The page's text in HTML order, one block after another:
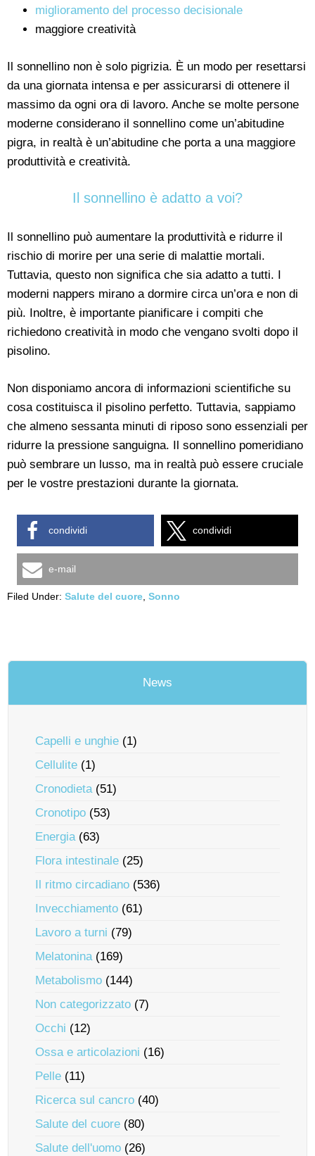
miglioramento del processo decisionale
maggiore creatività
Il sonnellino non è solo pigrizia. È un modo per resettarsi
da una giornata intensa e per assicurarsi di ottenere il
massimo da ogni ora di lavoro. Anche se molte persone
moderne considerano il sonnellino come un’abitudine
pigra, in realtà è un’abitudine che porta a una maggiore
produttività e creatività.
Il sonnellino è adatto a voi?
Il sonnellino può aumentare la produttività e ridurre il
rischio di morire per una serie di malattie mortali.
Tuttavia, questo non significa che sia adatto a tutti. I
moderni nappers mirano a dormire circa un’ora e non di
più. Inoltre, è importante pianificare i compiti che
richiedono creatività in modo che vengano svolti dopo il
pisolino.
Non disponiamo ancora di informazioni scientifiche su
cosa costituisca il pisolino perfetto. Tuttavia, sappiamo
che almeno sessanta minuti di riposo sono essenziali per
ridurre la pressione sanguigna. Il sonnellino pomeridiano
può sembrare un lusso, ma in realtà può essere cruciale
per le vostre prestazioni durante la giornata.
condividi condividi
e-mail
Filed Under: Salute del cuore Sonno
News
Capelli e unghie (1)
Cellulite (1)
Cronodieta(51)
Cronotipo (53)
Energia(63)
Flora intestinale (25)
Il ritmo circadiano (536)
Invecchiamento (61)
Lavoro a turni (79)
Melatonina(169)
Metabolismo (144)
Non categorizzato (7)
Occhi (12)
Ossa e articolazioni (16)
Pelle (11)
Ricerca sul cancro (40)
Salute del cuore (80)
Salute dell'uomo (26)